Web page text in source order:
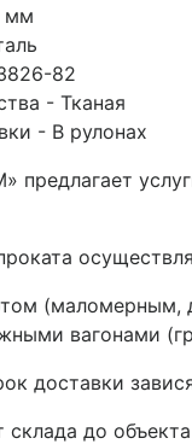
мм
82
- Тканая
- В рулонах
предлагает
(маломерным,
вагонами
доставки
склада до объекта